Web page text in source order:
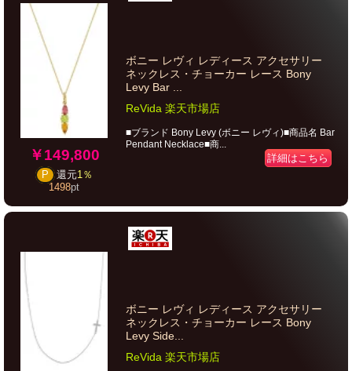
￥149,800
P 還元1％
1498pt
ボニー レヴィ レディース アクセサリー
ネックレス・チョーカー レース Bony
Levy Bar ...
ReVida 楽天市場店
■ブランド Bony Levy (ボニー レヴィ)■商品名 Bar
Pendant Necklace■商...
詳細はこちら
ボニー レヴィ レディース アクセサリー
ネックレス・チョーカー レース Bony
Levy Side...
ReVida 楽天市場店